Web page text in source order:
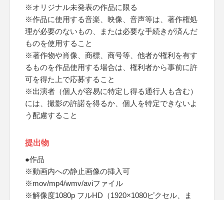
※オリジナル未発表の作品に限る
※作品に使用する音楽、映像、音声等は、著作権処
理が必要のないもの、または必要な手続きが済んだ
ものを使用すること
※著作物や肖像、商標、商号等、他者が権利を有す
るものを作品使用する場合は、権利者から事前に許
可を得た上で応募すること
※出演者（個人が容易に特定し得る通行人も含む）
には、撮影の許諾を得るか、個人を特定できないよ
う配慮すること
提出物
●作品
※動画内への静止画像の挿入可
※mov/mp4/wmv/aviファイル
※解像度1080p フルHD（1920×1080ピクセル、ま